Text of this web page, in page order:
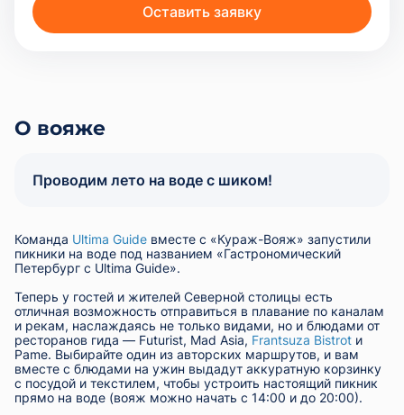
О вояже
Проводим лето на воде с шиком!
Команда Ultima Guide вместе с «Кураж-Вояж» запустили
пикники на воде под названием «Гастрономический
Петербург с Ultima Guide».
Теперь у гостей и жителей Северной столицы есть
отличная возможность отправиться в плавание по каналам
и рекам, наслаждаясь не только видами, но и блюдами от
ресторанов гида — Futurist, Mad Asia, Frantsuza Bistrot и
Pame. Выбирайте один из авторских маршрутов, и вам
вместе с блюдами на ужин выдадут аккуратную корзинку
с посудой и текстилем, чтобы устроить настоящий пикник
прямо на воде (вояж можно начать с 14:00 и до 20:00).